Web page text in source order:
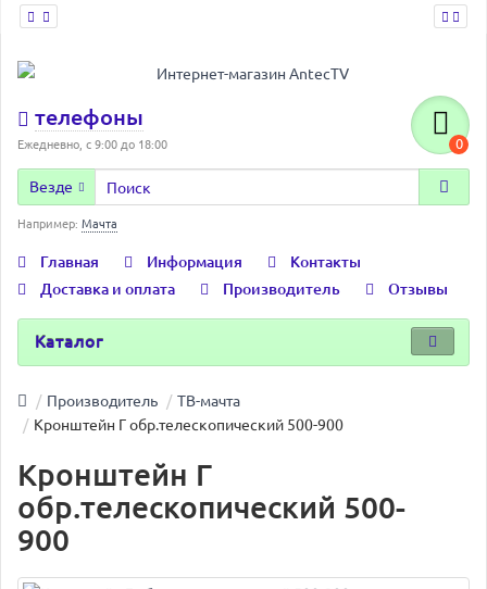
телефоны
Ежедневно, с 9:00 до 18:00 0
Везде
Например: Мачта
Главная Информация
Контакты
Доставка и оплата
Производитель Отзывы
Каталог
Производитель
ТВ-мачта
Кронштейн Г обр.телескопический 500-900
Кронштейн Г
обр.телескопический 500-
900